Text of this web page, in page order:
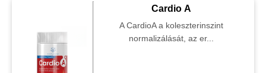
Cardio A
A CardioA a koleszterinszint
normalizálását, az er...